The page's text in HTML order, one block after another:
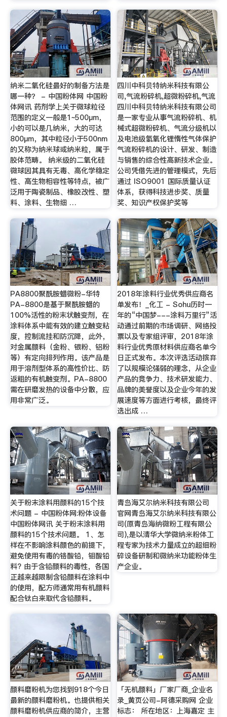
纳米二氧化硅最好的制备方法是
哪一种？ - 中国粉体网 中国粉
体网讯 药剂学上关于微球粒径
范围的定义一般是1~500μm，
小的可以是几纳米，大的可达
800μm，其中粒径小于500nm
的又称为纳米球或纳米粒，属于
胶体范畴。 纳米级的二氧化硅
微球因其具有无毒、高化学稳定
性、高生物相容性等特点，被广
泛用于陶瓷制品、橡胶改性、塑
料、涂料、生物细 …
四川中科贝特纳米科技有限公
司,气流粉碎机,超微粉碎机,气流
四川中科贝特纳米科技有限公司
是一家专业从事气流粉碎机、机
械式超微粉碎机、气流分级机以
及电池级氢氧化锂惰性气体保护
气流粉碎机的设计、研发、制造
与销售的综合性高新技术企业。
公司凭借先进的管理模式，先后
通过 ISO9001 国际质量认证
体系，获得科技进步奖、质量
奖、知识产权保护奖等
PA8800聚酰胺蜡微粉-华特
PA-8800是基于聚酰胺蜡的
100%活性的粉末状触变剂，在
涂料体系中能有效的建立触变粘
度，控制流挂和防沉降，此外，
对金属颜料（金粉、银粉、铝粉
等）有定向排列作用。该产品是
用于溶剂型体系的高性价比、防
返粗的有机触变剂。PA-8800
需在研磨发热的设备中分散，应
用非常广泛。
2018年涂料行业优秀供应商名
单发布！_化工 - Sohu历时一
年的“中国梦---涂料万里行”活
动通过前期的市场调研、网络投
票以及专家组评审，2018年涂
料行业优秀原材料供应商名单今
日正式发布。本次评选活动摈弃
了以规模论强弱的理念，从企业
产品的竞争力、技术研发能力、
品牌的美誉度以及企业今年的发
展速度等方面进行考核，最终评
选出成 …
关于粉末涂料用颜料的15个技
术问题 - 中国粉体网:粉体设备
中国粉体网讯 关于粉末涂料用
颜料的15个技术问题。 1、怎
样在不影响涂料颜色的前提下，
避免使用有毒的铬酸铅，钼酸铅
料? 由于含铅颜料的毒性，各国
正越来越限制含铅颜料在涂料中
的使用，配方师通常用有机颜料
配合钛白来取代含铅颜料。
青岛海艾尔纳米科技有限公司
官网青岛海艾尔纳米科技有限公
司(原青岛海纳微粉工程有限公
司),是以清华大学微纳米粉体工
程专家为技术力量成立的超细粉
碎设备研制和微纳米功能粉体生
产企业。
颜料磨粉机为您找到918个今日
最新的颜料磨粉机。也提供相关
颜料磨粉机供应商的简介，主营
「无机颜料」厂家厂商_企业名
录_黄页公司-阿德采购网 企业
标志： 所在地区：上海嘉定 主